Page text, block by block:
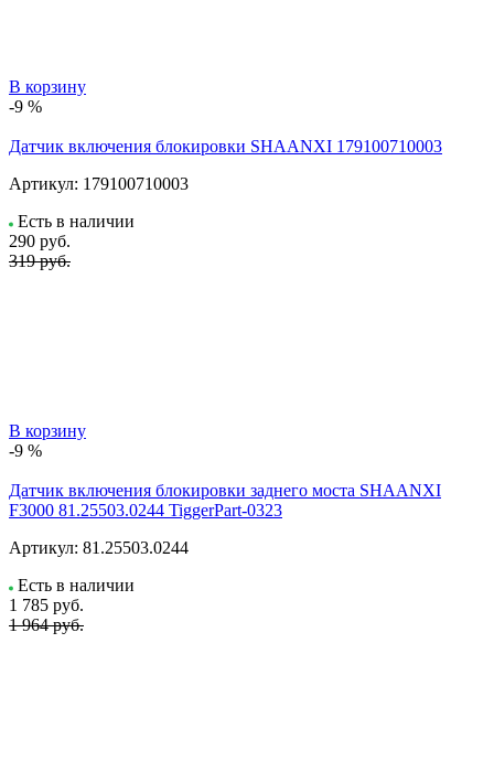
В корзину
-9 %
Датчик включения блокировки SHAANXI 179100710003
Артикул: 179100710003
Есть в наличии
290 руб.
319 руб.
В корзину
-9 %
Датчик включения блокировки заднего моста SHAANXI
F3000 81.25503.0244 TiggerPart-0323
Артикул: 81.25503.0244
Есть в наличии
1 785 руб.
1 964 руб.